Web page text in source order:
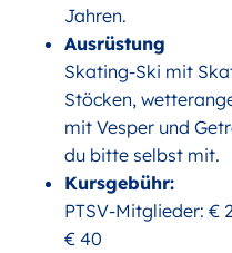
Jahren.
Ausrüstung
Skating-Ski mit
Stöcken,
mit Vesper und
du bitte selbst mit.
Kursgebühr:
PTSV-Mitglieder: €
€ 40